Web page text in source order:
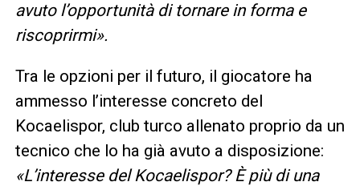
avuto l’opportunità di tornare in forma e
riscoprirmi».
Tra le opzioni per il futuro, il giocatore ha
ammesso l’interesse concreto del
Kocaelispor, club turco allenato proprio da un
tecnico che lo ha già avuto a disposizione:
«L’interesse del Kocaelispor? È più di una